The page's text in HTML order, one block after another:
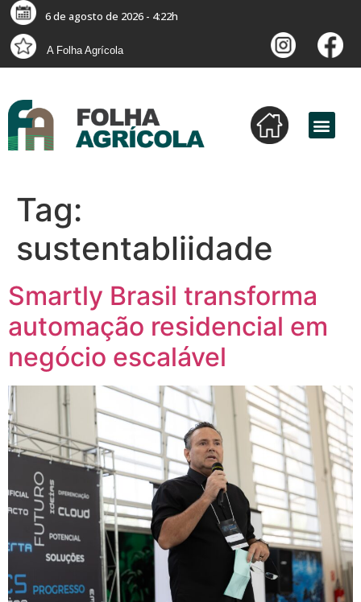
6 de agosto de 2026 - 4:22h
A Folha Agrícola
Tag:
sustentabliidade
Smartly Brasil transforma
automação residencial em
negócio escalável